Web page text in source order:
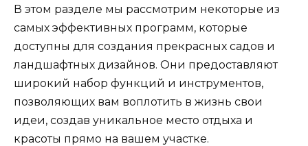
В этом разделе мы рассмотрим некоторые из
самых эффективных программ, которые
доступны для создания прекрасных садов и
ландшафтных дизайнов. Они предоставляют
широкий набор функций и инструментов,
позволяющих вам воплотить в жизнь свои
идеи, создав уникальное место отдыха и
красоты прямо на вашем участке.